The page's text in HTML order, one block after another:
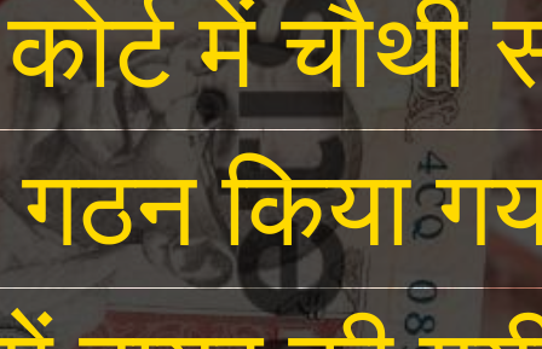
में चौथी
गठन किया
में चौथी
गठन किया